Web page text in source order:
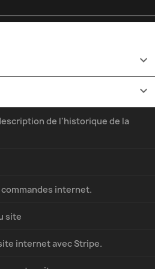


internet.
site
de l'historique de la
internet avec Stripe.